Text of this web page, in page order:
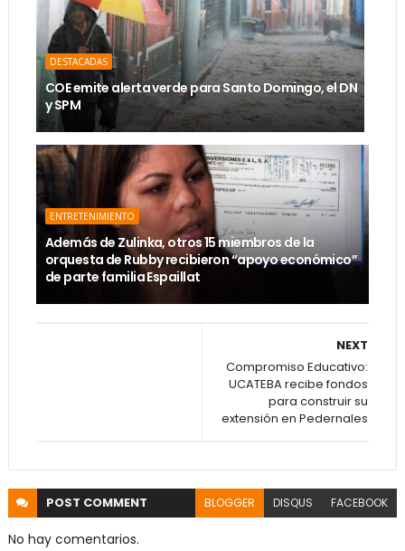
DESTACADAS
COE emite alerta verde para Santo Domingo, el DN
y SPM
ENTRETENIMIENTO
Además de Zulinka, otros 15 miembros de la
orquesta de Rubby recibieron “apoyo económico”
de parte familia Espaillat
NEXT
Compromiso Educativo:
UCATEBA recibe fondos
para construir su
extensión en Pedernales
POST COMMENT BLOGGER DISQUS FACEBOOK
No hay comentarios.